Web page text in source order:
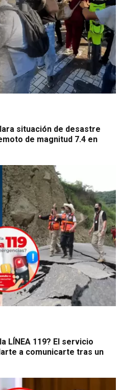
situación de desastre
de magnitud 7.4 en
LÍNEA 119? El servicio
a comunicarte tras un